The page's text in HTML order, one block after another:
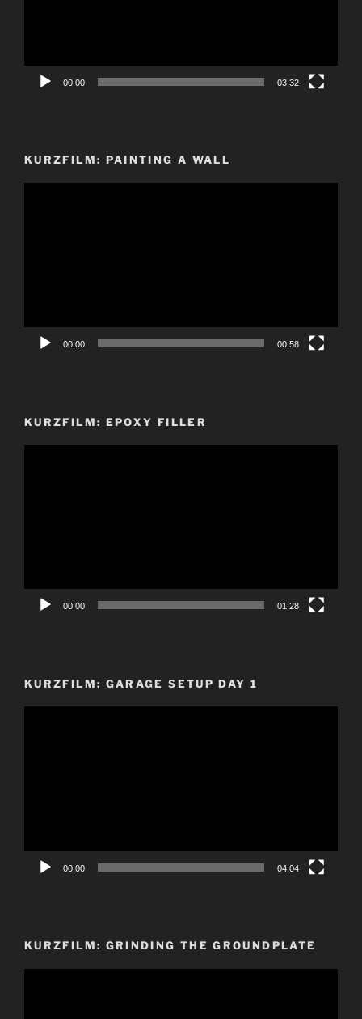
00:00 03:32
KURZFILM: PAINTING A WALL
00:00 00:58
KURZFILM: EPOXY FILLER
00:00 01:28
KURZFILM: GARAGE SETUP DAY 1
00:00 04:04
KURZFILM: GRINDING THE GROUNDPLATE